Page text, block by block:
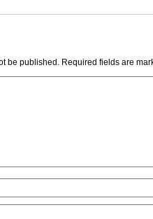
be published. Required fields are